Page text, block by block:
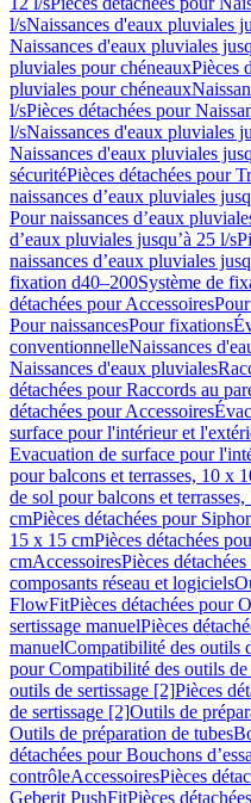
l/sNaissances d'eaux pluviales
Naissances d'eaux pluviales
pluviales pour chéneauxPièces
pluviales pour chéneaux
l/sPièces détachées pour
l/sNaissances d'eaux pluviales
Naissances d'eaux pluviales
sécuritéPièces détachées pour
naissances d’eaux pluviales
Pour naissances d’eaux
d’eaux pluviales jusqu’à 25 l/s
naissances d’eaux pluviales
fixation d40–200Système de
détachées pour Accessoires
Pour naissancesPour fixations
conventionnelleNaissances
Naissances d'eaux pluviales
détachées pour Raccords au
détachées pour Accessoires
surface pour l'intérieur et
Evacuation de surface pour
pour balcons et terrasses, 10 x
de sol pour balcons et
cmPièces détachées pour
15 x 15 cmPièces détachées
cmAccessoiresPièces
composants réseau et logiciels
FlowFitPièces détachées pour
sertissage manuelPièces
manuelCompatibilité des outils
pour Compatibilité des outils de
outils de sertissage [2]Pièces
de sertissage [2]Outils de
Outils de préparation de tubes
détachées pour Bouchons
contrôleAccessoiresPièces
Geberit PushFitPièces